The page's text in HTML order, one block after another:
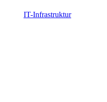
IT-Infrastruktur